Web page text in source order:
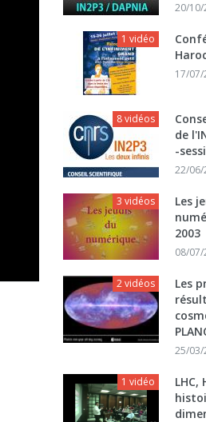
20/10/
1 vidéo
17/07/
8 vidéos
de
-
22/06/
3 vidéos
Les
2003
08/07/
2 vidéos
Les
25/03/
1 vidéo